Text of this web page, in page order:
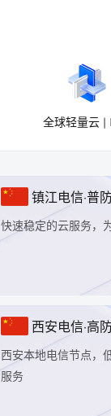
全球轻量云 |
镇江电信·普
快速稳定的云服务，
西安电信·高
西安本地电信节点，
服务